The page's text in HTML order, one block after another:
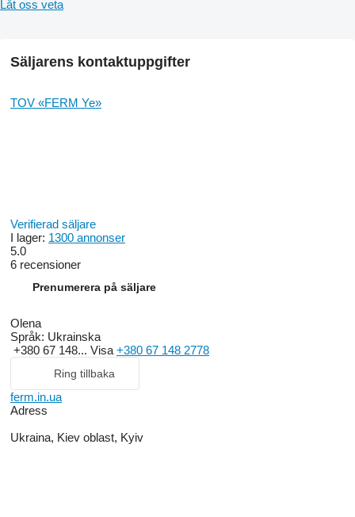
Låt oss veta
Säljarens kontaktuppgifter
TOV «FERM Ye»
Verifierad säljare
I lager: 1300 annonser
5.0
6 recensioner
Prenumerera på säljare
Olena
Språk: Ukrainska
+380 67 148... Visa +380 67 148 2778
Ring tillbaka
ferm.in.ua
Adress
Ukraina, Kiev oblast, Kyiv